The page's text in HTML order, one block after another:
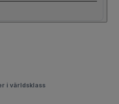
i världsklass